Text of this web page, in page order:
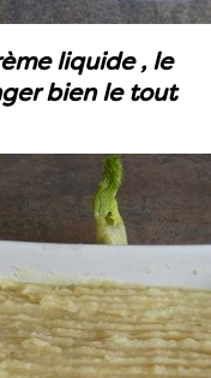
liquide , le
bien le tout